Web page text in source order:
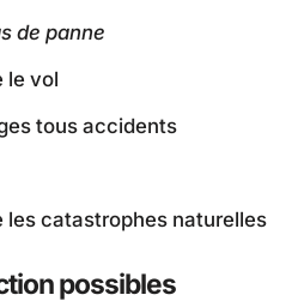
de panne
le vol
tous accidents
les catastrophes naturelles
possibles